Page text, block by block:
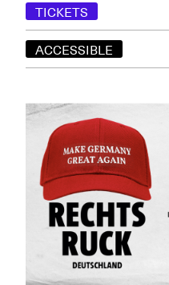
TICKETS
ACCESSIBLE